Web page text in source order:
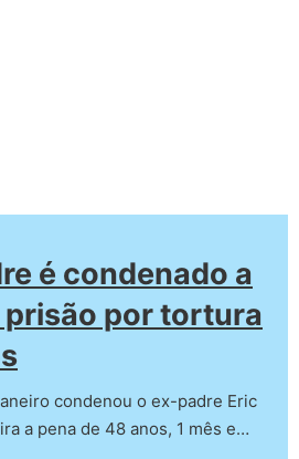
é condenado a
por tortura
condenou o ex-padre Eric
a pena de 48 anos, 1 mês e…